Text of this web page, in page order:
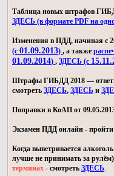
Таблица новых штрафов
ЗДЕСЬ (в формате PDF на
Изменения в ПДД, начиная с
(с 01.09.2013) , а также
01.09.2014) , ЗДЕСЬ (с
Штрафы ГИБДД 2018 — ответы
смотреть ЗДЕСЬ, ЗДЕСЬ и
Поправки в КоАП от
Экзамен ПДД онлайн - пройти
Когда выветривается
лучше не принимать за
терминах - смотреть ЗДЕСЬ.